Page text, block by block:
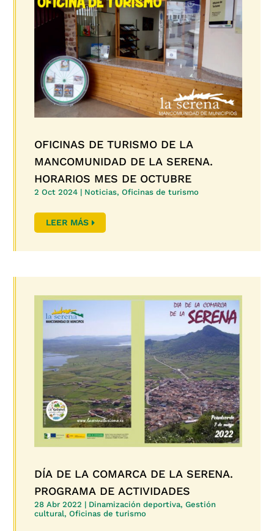
OFICINAS DE TURISMO DE LA
MANCOMUNIDAD DE LA SERENA.
HORARIOS MES DE OCTUBRE
2 Oct 2024 | Noticias,Oficinas de turismo
LEER MÁS
DÍA DE LA COMARCA DE LA SERENA.
PROGRAMA DE ACTIVIDADES
28 Abr 2022 | Dinamización deportiva,Gestión
cultural,Oficinas de turismo